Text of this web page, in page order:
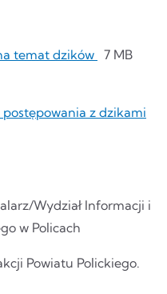
temat dzików 7 MB
z dzikami
Wydział Informacji i
w Policach
Powiatu Polickiego.